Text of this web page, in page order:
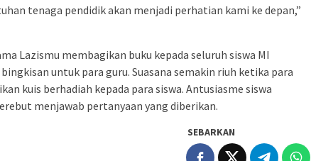
tenaga pendidik akan menjadi perhatian kami ke depan,”
Lazismu membagikan buku kepada seluruh siswa MI
untuk para guru. Suasana semakin riuh ketika para
kuis berhadiah kepada para siswa. Antusiasme siswa
menjawab pertanyaan yang diberikan.
SEBARKAN